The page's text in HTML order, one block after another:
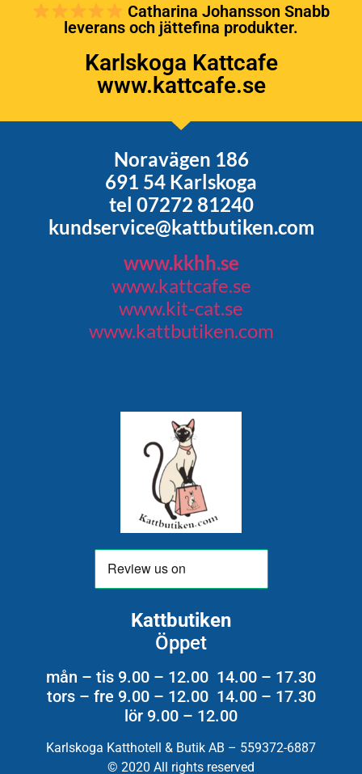
Catharina Johansson Snabb
leverans och jättefina produkter.
Karlskoga Kattcafe
www.kattcafe.se
Noravägen 186
691 54 Karlskoga
tel 07272 81240
kundservice@kattbutiken.com
www.kkhh.se
www.kattcafe.se
www.kit-cat.se
www.kattbutiken.com
Kattbutiken
Öppet
mån – tis 9.00 – 12.00 14.00 – 17.30
tors – fre 9.00 – 12.00 14.00 – 17.30
lör 9.00 – 12.00
Karlskoga Katthotell & Butik AB – 559372-6887
© 2020 All rights reserved